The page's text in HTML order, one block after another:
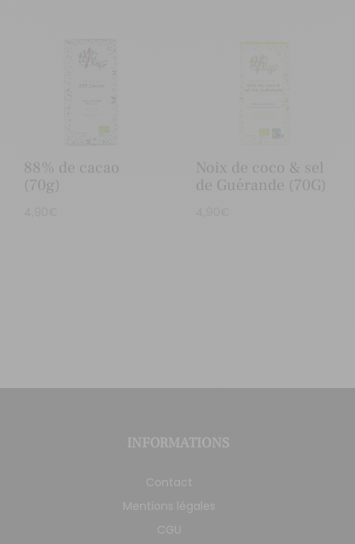
88% de cacao
(70g)
Noix de coco & sel
de Guérande (70G)
INFORMATIONS
Contact
Mentions légales
CGU